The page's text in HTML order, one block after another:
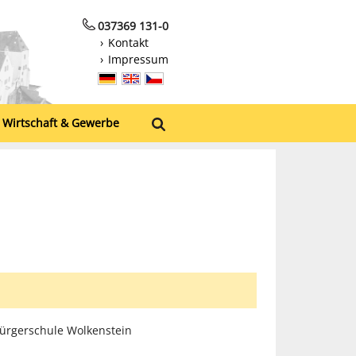
037369 131-0
Kontakt
Impressum
Wirtschaft & Gewerbe
Wolkenstein